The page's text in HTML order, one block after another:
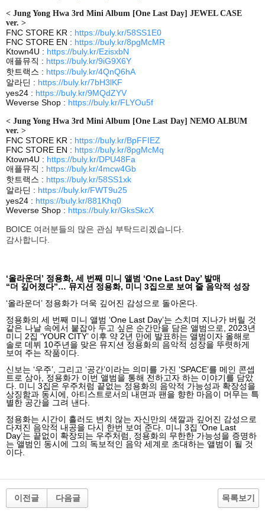
< Jung Yong Hwa 3rd Mini Album [One Last Day] JEWEL CASE
ver. >
FNC STORE KR : https://buly.kr/58SS1E0
FNC STORE EN : https://buly.kr/8pgMcMR
Ktown4U : https://buly.kr/EzisxbN
애플뮤직 : https://buly.kr/9iG9X6Y
핫트랙스 : https://buly.kr/4QnQ6hA
알라딘 : https://buly.kr/7bH3lKF
yes24 : https://buly.kr/9MQdZYV
Weverse Shop : https://buly.kr/FLYOu5f
< Jung Yong Hwa 3rd Mini Album [One Last Day] NEMO ALBUM
ver. >
FNC STORE KR : https://buly.kr/BpFFIEZ
FNC STORE EN : https://buly.kr/8pgMcMq
Ktown4U : https://buly.kr/DPU48Fa
애플뮤직 : https://buly.kr/4mcw4Gb
핫트랙스 : https://buly.kr/58SS1xk
알라딘 : https://buly.kr/FWT9u25
yes24 : https://buly.kr/881Khq0
Weverse Shop : https://buly.kr/GksSkcX
BOICE 여러분들의 많은 관심 부탁드리겠습니다
감사합니다
‘올라운더’ 정용화, 세 번째 미니 앨범 ‘One Last Day’ 발매
“더 깊어졌다”… 뮤지션 정용화, 미니 3집으로 보여 줄 음악적 성장
‘올라운더’ 정용화가 더욱 깊어진 감성으로 돌아온다
정용화의 세 번째 미니 앨범 ‘One Last Day’는 스치며 지나가 버릴 것
같은 나날 속에서 붙잡아 두고 싶은 순간만을 담은 앨범으로
, 2023년
미니 2집 ‘YOUR CITY’ 이후 약 2년 만에 발표하는 앨범이자 올해로
솔로 데뷔 10주년을 맞은 뮤지션 정용화의 음악적 성장을 뚜렷하게
보여 주는 작품이다
신보는 ‘우주’, 그리고 ‘공간’이라는 의미를 가진 ‘SPACE’를 메인 콘셉
트로 삼아 정용화가 이번 앨범을 통해 전하고자 하는 이야기를 담았
다 미니 3집은 우주처럼 끝없는 정용화의 음악적 가능성과 확장성을
상징함과 동시에
아티스트로서의 내면과 팬을 향한 마음이 머무는 특
별한 공간을 그려 낸다
정용화는 시간이 흘러도 변치 않는 자신만의 색깔과 깊어진 감성으로
다져진 음악적 내공을 다시 한번 보여 준다 미니 3집 ‘One Last
Day’는 끝없이 확장되는 우주처럼
정용화의 무한한 가능성을 증명하
는 앨범인 동시에 그의 독보적인 음악 세계로 초대하는 앨범이 될 것
이다
이전글 다음글 목록보기